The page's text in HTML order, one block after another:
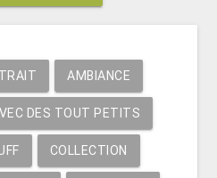
AMBIANCE
DES TOUT PETITS
COLLECTION